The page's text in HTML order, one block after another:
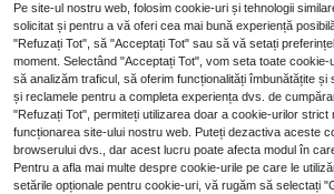
Pe site-ul nostru web, folosim cookie-uri și tehnologii
solicitat și pentru a vă oferi cea mai bună experiență
"Refuzați Tot", să "Acceptați Tot" sau să vă setați
moment. Selectând "Acceptați Tot", vom seta toate cookie-
să analizăm traficul, să oferim funcționalități îmbunătățite și
și reclamele pentru a completa experiența dvs. de
"Refuzați Tot", permiteți utilizarea doar a cookie-urilor strict
funcționarea site-ului nostru web. Puteți dezactiva aceste
browserului dvs., dar acest lucru poate afecta modul în
Pentru a afla mai multe despre cookie-urile pe care le
setările opționale pentru cookie-uri, vă rugăm să selectați